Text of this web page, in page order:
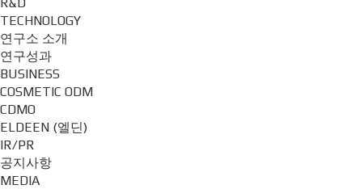
TECHNOLOGY
연구소 소개
연구성과
BUSINESS
COSMETIC ODM
CDMO
ELDEEN (엘딘)
IR/PR
공지사항
MEDIA